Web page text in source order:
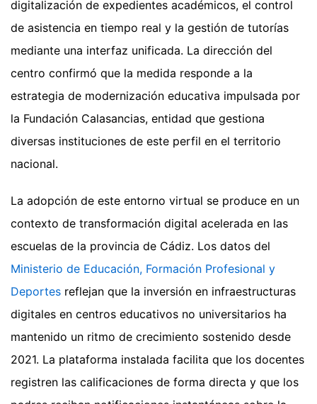
digitalización de expedientes académicos, el control
de asistencia en tiempo real y la gestión de tutorías
mediante una interfaz unificada. La dirección del
centro confirmó que la medida responde a la
estrategia de modernización educativa impulsada por
la Fundación Calasancias, entidad que gestiona
diversas instituciones de este perfil en el territorio
nacional.
La adopción de este entorno virtual se produce en un
contexto de transformación digital acelerada en las
escuelas de la provincia de Cádiz. Los datos del
Ministerio de Educación, Formación Profesional y
Deportes reflejan que la inversión en infraestructuras
digitales en centros educativos no universitarios ha
mantenido un ritmo de crecimiento sostenido desde
2021. La plataforma instalada facilita que los docentes
registren las calificaciones de forma directa y que los